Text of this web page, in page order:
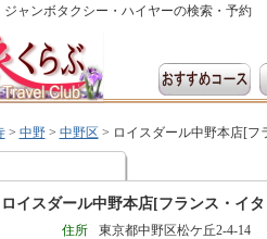
ャンボタクシー・ハイヤーの検索・予約
> 中野> 中野区 > ロイスダール中野本店[フ
ロイスダール中野本店[フランス・イ
住所
東京都中野区松ケ丘2-4-14